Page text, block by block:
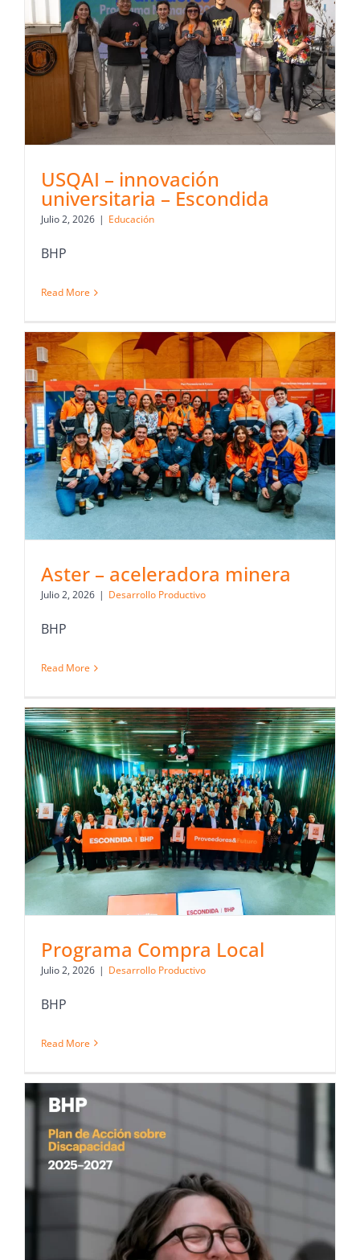
USQAI – innovación
universitaria – Escondida
Julio 2, 2026 | Educación
BHP
Read More
Aster – aceleradora minera
Julio 2, 2026 | Desarrollo Productivo
BHP
Read More
Programa Compra Local
Julio 2, 2026 | Desarrollo Productivo
BHP
Read More